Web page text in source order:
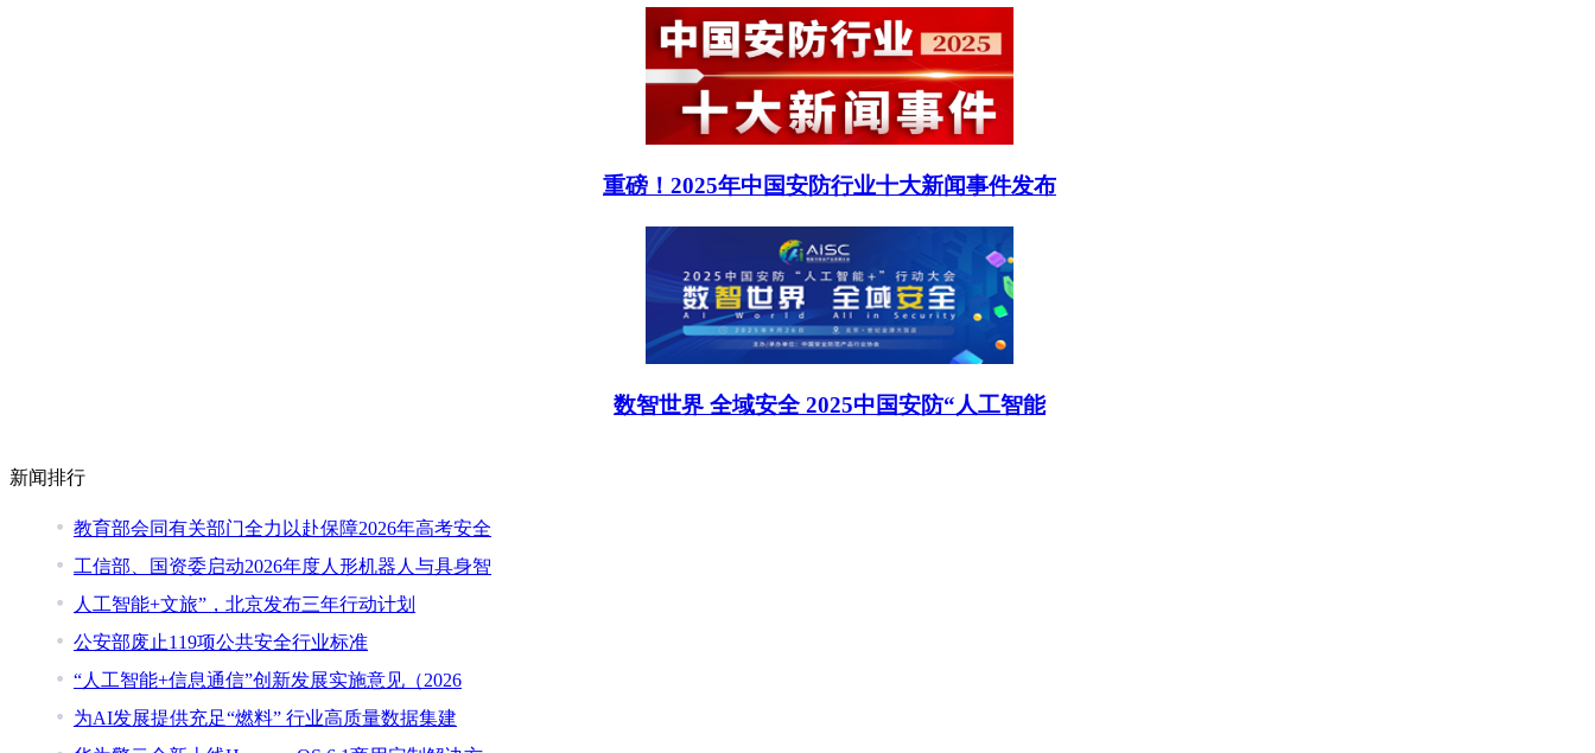
重磅！2025年中国安防行业十大新闻事件发布
数智世界 全域安全 2025中国安防“人工智能
新闻排行
教育部会同有关部门全力以赴保障2026年高考安全
工信部、国资委启动2026年度人形机器人与具身智
人工智能+文旅”，北京发布三年行动计划
公安部废止119项公共安全行业标准
“人工智能+信息通信”创新发展实施意见（2026
为AI发展提供充足“燃料” 行业高质量数据集建